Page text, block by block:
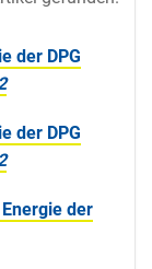
der DPG
der DPG
der